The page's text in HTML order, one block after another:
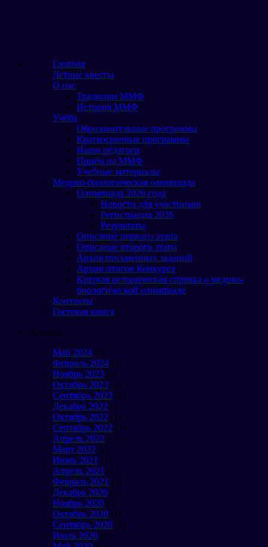
Главная
Летние квесты
О нас
Традиции ММФ
История ММФ
Учёба
Образовательные программы
Краткосрочные программы
Наши педагоги
Приём на ММФ
Учебные материалы
Медико-биологическая олимпиада
Олимпиада 2026 года
Новости для участников
Регистрация 2026
Результаты
Описание первого этапа
Описание второго этапа
Архив письменных заданий
Архив итогов Конкурса
Краткая историческая справка о медико-
биологической олимпиаде
Контакты
Гостевая книга
Архивы
Май 2024 (1)
Февраль 2024 (3)
Ноябрь 2023 (1)
Октябрь 2023 (1)
Сентябрь 2023 (2)
Декабрь 2022 (1)
Октябрь 2022 (1)
Сентябрь 2022 (1)
Апрель 2022 (2)
Март 2022 (1)
Июнь 2021 (1)
Апрель 2021 (1)
Февраль 2021 (2)
Декабрь 2020 (2)
Ноябрь 2020 (1)
Октябрь 2020 (1)
Сентябрь 2020 (1)
Июль 2020 (2)